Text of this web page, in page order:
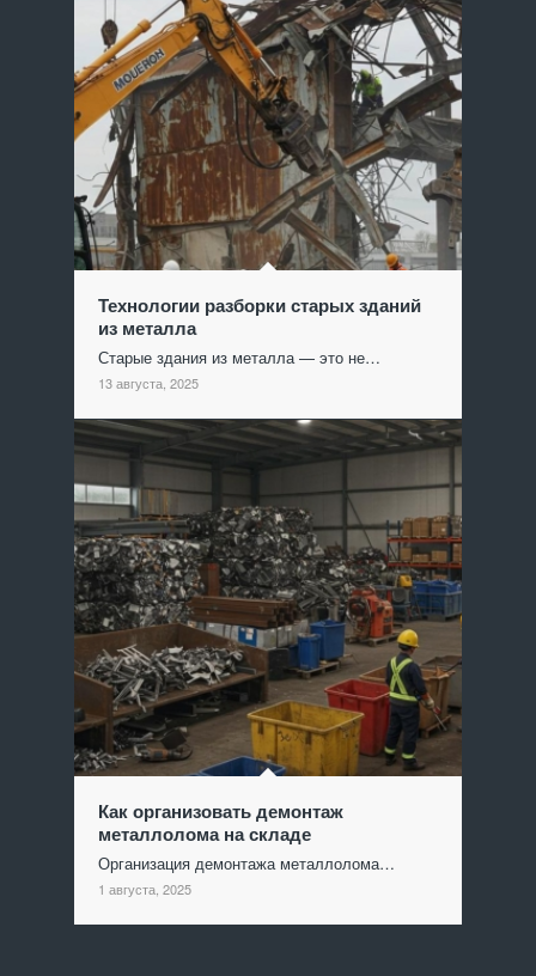
Технологии разборки старых зданий
из металла
Старые здания из металла — это не…
13 августа, 2025
Как организовать демонтаж
металлолома на складе
Организация демонтажа металлолома…
1 августа, 2025